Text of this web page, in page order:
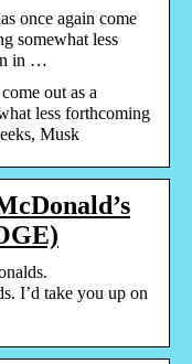
once again come
somewhat less
in …
out as a
less forthcoming
Musk
I’d take you up on